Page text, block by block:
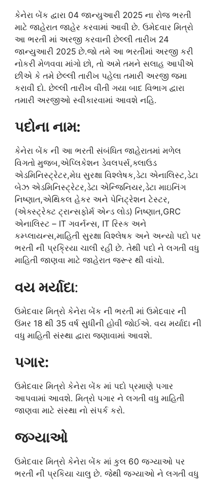
કેનેરા બેંક દ્વારા 04 જાન્યુઆરી 2025 ના રોજ ભરતી
માટે જાહેરાત જાહેર કરવામાં આવી છે. ઉમેદવાર મિત્રો
આ ભરતી માં અરજી કરવાની છેલ્લી તારીખ 24
જાન્યુઆરી 2025 છે.જો તમે આ ભરતીમાં અરજી કરી
નોકરી મેળવવા માંગો છો, તો અમે તમને સલાહ આપીએ
છીએ કે તમે છેલ્લી તારીખ પહેલા તમારી અરજી જમા
કરાવી દો. છેલ્લી તારીખ વીતી ગયા બાદ વિભાગ દ્વારા
તમારી અરજીઓ સ્વીકારવામાં આવશે નહિ.
પદોના નામ:
કેનેરા બેંક ની આ ભરતી સંબંધિત જાહેરાતમાં મળેલ
વિગતો મુજબ,એપ્લિકેશન ડેવલપર્સ,ક્લાઉડ
એડમિનિસ્ટ્રેટર,મેઘ સુરક્ષા વિશ્લેષક,ડેટા એનાલિસ્ટ,ડેટા
બેઝ એડમિનિસ્ટ્રેટર,ડેટા એન્જિનિયર,ડેટા માઇનિંગ
નિષ્ણાત,એથિકલ હેકર અને પેનિટ્રેશન ટેસ્ટર,
(એક્સ્ટ્રેક્ટ ટ્રાન્સફોર્મ એન્ડ લોડ) નિષ્ણાત,GRC
એનાલિસ્ટ – IT ગવર્નન્સ, IT રિસ્ક અને
કમ્પ્લાયન્સ,માહિતી સુરક્ષા વિશ્લેષક અને અન્યો પદો પર
ભરતી ની પ્રક્રિયા ચાલી રહી છે. તેથી પદો ને લગતી વધુ
માહિતી જાણવા માટે જાહેરાત જરૂર થી વાંચો.
વય મર્યાદા:
ઉમેદવાર મિત્રો કેનેરા બેંક ની ભરતી માં ઉમેદવાર ની
ઉંમર 18 થી 35 વર્ષ સુધીની હોવી જોઈએ. વય મર્યાદા ની
વધુ માહિતી સંસ્થા દ્વારા જણાવામાં આવશે.
પગાર:
ઉમેદવાર મિત્રો કેનેરા બેંક માં પદો પ્રમાણે પગાર
આપવામાં આવશે. મિત્રો પગાર ને લગતી વધુ માહિતી
જાણવા માટે સંસ્થા નો સંપર્ક કરો.
જગ્યાઓ
ઉમેદવાર મિત્રો કેનેરા બેંક માં કુલ 60 જગ્યાઓ પર
ભરતી ની પ્રકિયા ચાલુ છે. જેથી જગ્યાઓ ને લગતી વધુ